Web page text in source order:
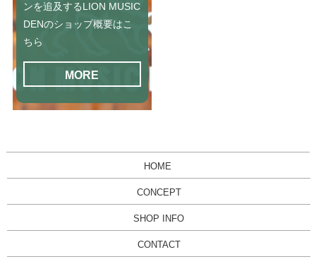
ンを追及するLION MUSIC
DENのショップ概要はこ
ちら
MORE
HOME
CONCEPT
SHOP INFO
CONTACT